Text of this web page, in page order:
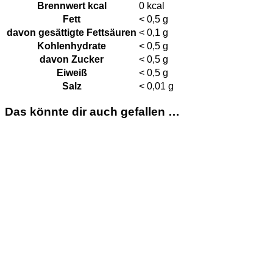
Brennwert kcal
0 kcal
Fett
< 0,5 g
davon gesättigte Fettsäuren < 0,1 g
Kohlenhydrate
< 0,5 g
davon Zucker < 0,5 g
Eiweiß
< 0,5 g
Salz
< 0,01 g
Das könnte dir auch gefallen …